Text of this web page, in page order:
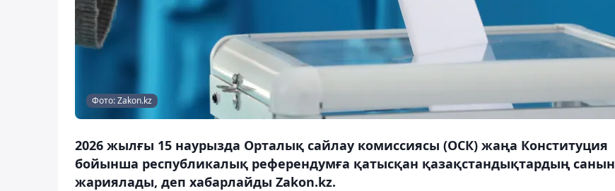
Фото: Zakon.kz
2026 жылғы 15 наурызда Орталық сайлау комиссиясы (ОСК) жаңа Конституция
бойынша республикалық референдумға қатысқан қазақстандықтардың санын
жариялады, деп хабарлайды Zakon.kz.